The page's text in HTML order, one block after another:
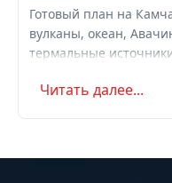
Готовый план на
вулканы, океан,
термальные
самостоятельно или с
Читать далее...